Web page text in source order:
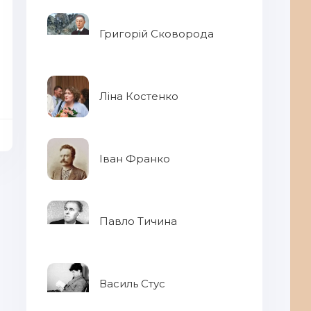
Григорій Сковорода
Ліна Костенко
Іван Франко
Павло Тичина
Василь Стус